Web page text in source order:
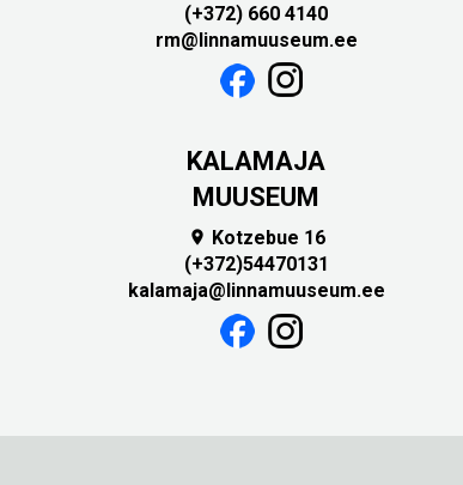
(+372) 660 4140
rm@linnamuuseum.ee
KALAMAJA
MUUSEUM

Kotzebue 16
(+372)54470131
kalamaja@linnamuuseum.ee